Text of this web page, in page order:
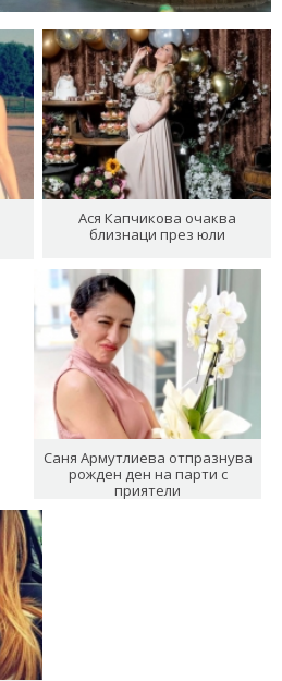
Ася Капчикова очаква
близнаци през юли
Саня Армутлиева отпразнува
рожден ден на парти с
приятели